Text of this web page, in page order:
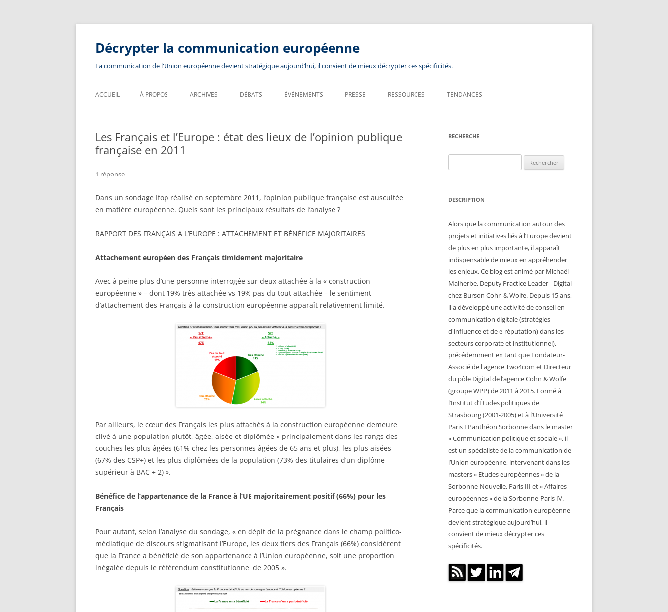
Aller
contenu
Décrypter la communication européenne
La communication de l'Union européenne devient stratégique aujourd’hui, il convient de mieux décrypter ces spécificités.
ACCUEIL À PROPOS ARCHIVES DÉBATS ÉVÉNEMENTS PRESSE RESSOURCES TENDANCES
Les Français et l’Europe : état des lieux de l’opinion publique
française en 2011
1 réponse
Dans un sondage Ifop réalisé en septembre 2011, l’opinion publique française est auscultée
en matière européenne. Quels sont les principaux résultats de l’analyse ?
RAPPORT DES FRANÇAIS A L’EUROPE : ATTACHEMENT ET BÉNÉFICE MAJORITAIRES
Attachement européen des Français timidement majoritaire
Avec à peine plus d’une personne interrogée sur deux attachée à la « construction
européenne » – dont 19% très attachée vs 19% pas du tout attachée – le sentiment
d’attachement des Français à la construction européenne apparaît relativement limité.
Par ailleurs, le cœur des Français les plus attachés à la construction européenne demeure
clivé à une population plutôt, âgée, aisée et diplômée « principalement dans les rangs des
couches les plus âgées (61% chez les personnes âgées de 65 ans et plus), les plus aisées
(67% des CSP+) et les plus diplômées de la population (73% des titulaires d’un diplôme
supérieur à BAC + 2) ».
Bénéfice de l’appartenance de la France à l’UE majoritairement positif (66%) pour les
Français
Pour autant, selon l’analyse du sondage, « en dépit de la prégnance dans le champ politico-
médiatique de discours stigmatisant l’Europe, les deux tiers des Français (66%) considèrent
que la France a bénéficié de son appartenance à l’Union européenne, soit une proportion
inégalée depuis le référendum constitutionnel de 2005 ».
RECHERCHE
DESCRIPTION
Alors que la communication autour des
projets et initiatives liés à l’Europe devient
de plus en plus importante, il apparaît
indispensable de mieux en appréhender
les enjeux. Ce blog est animé par Michaël
Malherbe, Deputy Practice Leader - Digital
chez Burson Cohn & Wolfe. Depuis 15 ans,
il a développé une activité de conseil en
communication digitale (stratégies
d'influence et de e-réputation) dans les
secteurs corporate et institutionnel),
précédemment en tant que Fondateur-
Associé de l'agence Two4com et Directeur
du pôle Digital de l’agence Cohn & Wolfe
(groupe WPP) de 2011 à 2015. Formé à
l’Institut d’Études politiques de
Strasbourg (2001-2005) et à l’Université
Paris I Panthéon Sorbonne dans le master
« Communication politique et sociale », il
est un spécialiste de la communication de
l’Union européenne, intervenant dans les
masters « Etudes européennes » de la
Sorbonne-Nouvelle, Paris III et « Affaires
européennes » de la Sorbonne-Paris IV.
Parce que la communication européenne
devient stratégique aujourd’hui, il
convient de mieux décrypter ces
spécificités.